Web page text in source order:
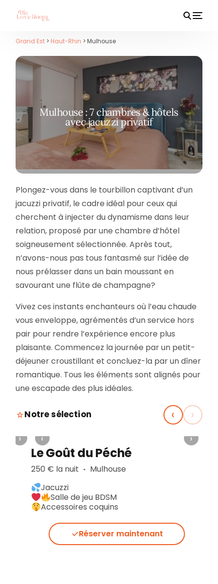
Grand Est > Haut-Rhin > Mulhouse
Mulhouse : 7 chambres & hôtels
avec jacuzzi privatif
Plongez-vous dans le tourbillon captivant d’un
jacuzzi privatif, le cadre idéal pour ceux qui
cherchent à injecter du dynamisme dans leur
relation, proposé par une chambre d’hôtel
soigneusement sélectionnée. Après tout,
n’avons-nous pas tous fantasmé sur l’idée de
nous prélasser dans un bain moussant en
savourant une flûte de champagne?
Vivez ces instants enchanteurs où l’eau chaude
vous enveloppe, agrémentés d’un service hors
pair pour rendre l’expérience encore plus
plaisante. Commencez la journée par un petit-
déjeuner croustillant et concluez-la par un dîner
romantique. Tous les éléments sont alignés pour
une escapade des plus idéales.
Notre sélection ‹ ›
› ‹ ›
Le Goût du Péché
250 € la nuit ▪︎ Mulhouse
Jacuzzi
Salle de jeu BDSM
Accessoires coquins
Réserver maintenant
HOT